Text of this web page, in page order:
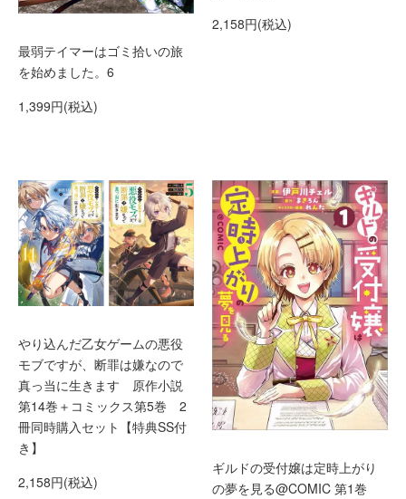
最弱テイマーはゴミ拾いの旅
を始めました。6
1,399円(税込)
2,158円(税込)
やり込んだ乙女ゲームの悪役
モブですが、断罪は嫌なので
真っ当に生きます 原作小説
第14巻＋コミックス第5巻 2
冊同時購入セット【特典SS付
き】
2,158円(税込)
ギルドの受付嬢は定時上がり
の夢を見る@COMIC 第1巻